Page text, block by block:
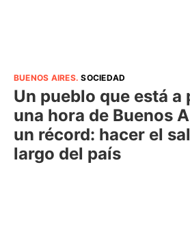
BUENOS AIRES.SOCIEDAD
Un pueblo que está a
una hora de Buenos
un récord: hacer el
largo del país